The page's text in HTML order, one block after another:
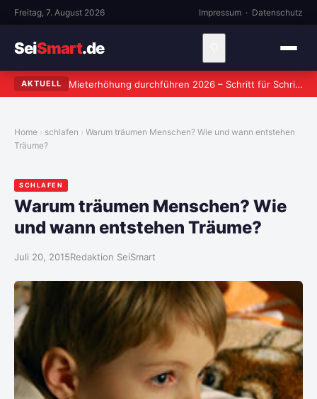
Freitag, 7. August 2026 Impressum · Datenschutz
SeiSmart.de
AKTUELL Mieterhöhung durchführen 2026 – Schritt für Schritt zum rechtssicheren Verlangen
Home schlafen
Warum träumen Menschen? Wie und wann entstehen
Träume?
SCHLAFEN
Warum träumen Menschen? Wie
und wann entstehen Träume?
Juli 20, 2015Redaktion SeiSmart